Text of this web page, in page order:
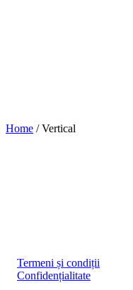
Home /Vertical
Termeni și condiții
Confidențialitate